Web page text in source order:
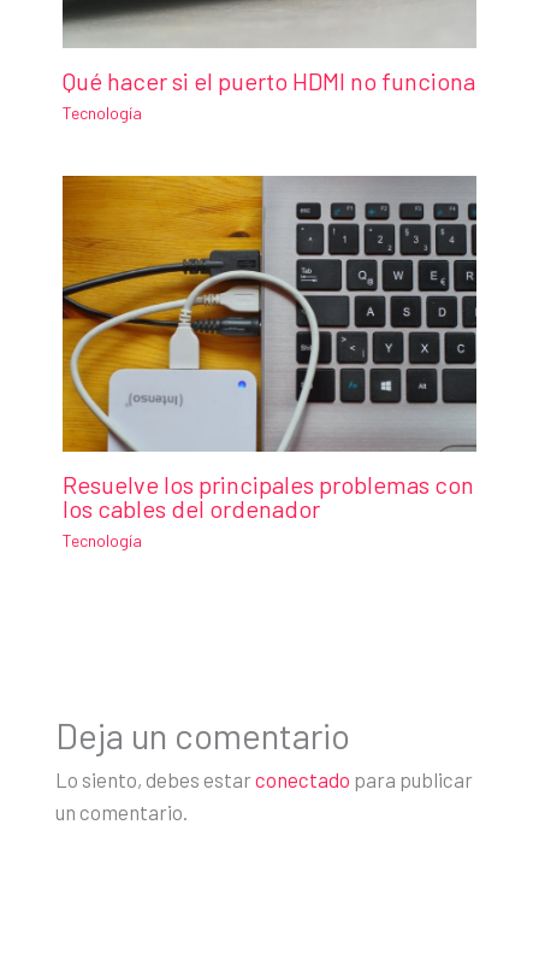
Qué hacer si el puerto HDMI no funciona
Tecnología
Resuelve los principales problemas con
los cables del ordenador
Tecnología
Deja un comentario
Lo siento, debes estarconectado para publicar
un comentario.